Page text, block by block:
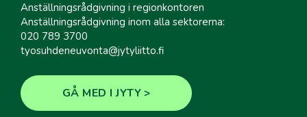
Anställningsrådgivning i regionkontoren
Anställningsrådgivning inom alla sektorerna:
020 789 3700
tyosuhdeneuvonta@jytyliitto.fi
GÅ MED I JYTY